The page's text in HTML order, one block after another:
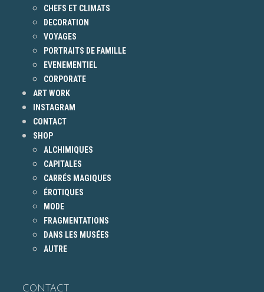
CHEFS ET CLIMATS
DECORATION
VOYAGES
PORTRAITS DE FAMILLE
EVENEMENTIEL
CORPORATE
ART WORK
INSTAGRAM
CONTACT
SHOP
ALCHIMIQUES
CAPITALES
CARRÉS MAGIQUES
ÉROTIQUES
MODE
FRAGMENTATIONS
DANS LES MUSÉES
AUTRE
CONTACT